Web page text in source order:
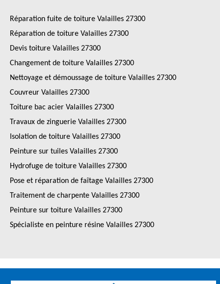
Réparation fuite de toiture Valailles 27300
Réparation de toiture Valailles 27300
Devis toiture Valailles 27300
Changement de toiture Valailles 27300
Nettoyage et démoussage de toiture Valailles 27300
Couvreur Valailles 27300
Toiture bac acier Valailles 27300
Travaux de zinguerie Valailles 27300
Isolation de toiture Valailles 27300
Peinture sur tuiles Valailles 27300
Hydrofuge de toiture Valailles 27300
Pose et réparation de faîtage Valailles 27300
Traitement de charpente Valailles 27300
Peinture sur toiture Valailles 27300
Spécialiste en peinture résine Valailles 27300